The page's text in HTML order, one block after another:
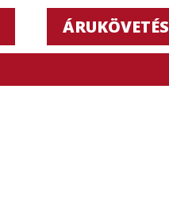
ÁRUKÖVETÉS